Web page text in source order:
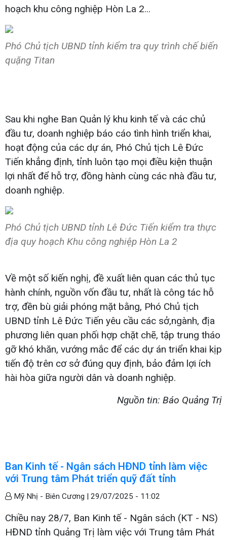
hoạch khu công nghiệp Hòn La 2...
Phó Chủ tịch UBND tỉnh kiểm tra quy trình chế biến
quặng Titan
Sau khi nghe Ban Quản lý khu kinh tế và các chủ
đầu tư, doanh nghiệp báo cáo tình hình triển khai,
hoạt động của các dự án, Phó Chủ tịch Lê Đức
Tiến khẳng định, tỉnh luôn tạo mọi điều kiện thuận
lợi nhất để hỗ trợ, đồng hành cùng các nhà đầu tư,
doanh nghiệp.
Phó Chủ tịch UBND tỉnh Lê Đức Tiến kiểm tra thực
địa quy hoạch Khu công nghiệp Hòn La 2
Về một số kiến nghị, đề xuất liên quan các thủ tục
hành chính, nguồn vốn đầu tư, nhất là công tác hỗ
trợ, đền bù giải phóng mặt bằng, Phó Chủ tịch
UBND tỉnh Lê Đức Tiến yêu cầu các sở,ngành, địa
phương liên quan phối hợp chặt chẽ, tập trung tháo
gỡ khó khăn, vướng mắc để các dự án triển khai kịp
tiến độ trên cơ sở đúng quy định, bảo đảm lợi ích
hài hòa giữa người dân và doanh nghiệp.
Nguồn tin: Báo Quảng Trị
Ban Kinh tế - Ngân sách HĐND tỉnh làm việc
với Trung tâm Phát triển quỹ đất tỉnh
Mỹ Nhị - Biên Cương | 29/07/2025 - 11:02
Chiều nay 28/7, Ban Kinh tế - Ngân sách (KT - NS)
HĐND tỉnh Quảng Trị làm việc với Trung tâm Phát